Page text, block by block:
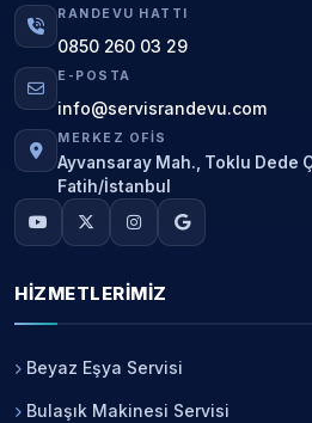
RANDEVU HATTI
0850 260 03 29
E-POSTA
info@servisrandevu.com
MERKEZ OFIS
Ayvansaray Mah., Toklu Dede
Fatih/İstanbul
HIZMETLERIMIZ
Beyaz Eşya Servisi
Bulaşık Makinesi Servisi